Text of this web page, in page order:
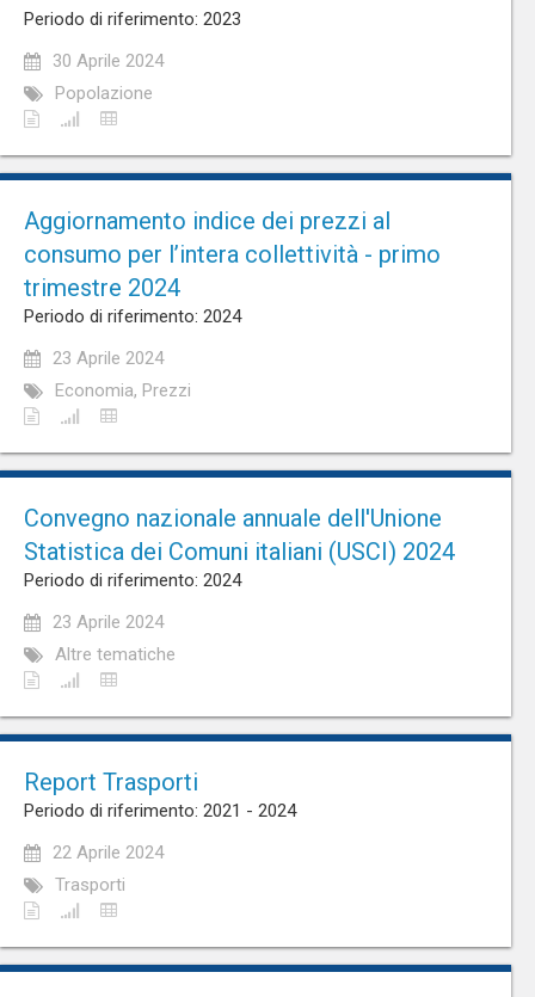
Periodo di riferimento: 2023
30 Aprile 2024
Popolazione
Aggiornamento indice dei prezzi al
consumo per l’intera collettività - primo
trimestre 2024
Periodo di riferimento: 2024
23 Aprile 2024
Economia, Prezzi
Convegno nazionale annuale dell'Unione
Statistica dei Comuni italiani (USCI) 2024
Periodo di riferimento: 2024
23 Aprile 2024
Altre tematiche
Report Trasporti
Periodo di riferimento: 2021 - 2024
22 Aprile 2024
Trasporti